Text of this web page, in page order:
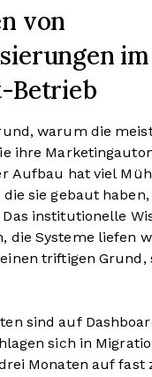
von
im
Betrieb
warum die
ihre
Aufbau hat viel
sie gebaut
institutionelle
die Systeme liefen
triftigen Grund,
sind auf
sich in
Monaten auf fast